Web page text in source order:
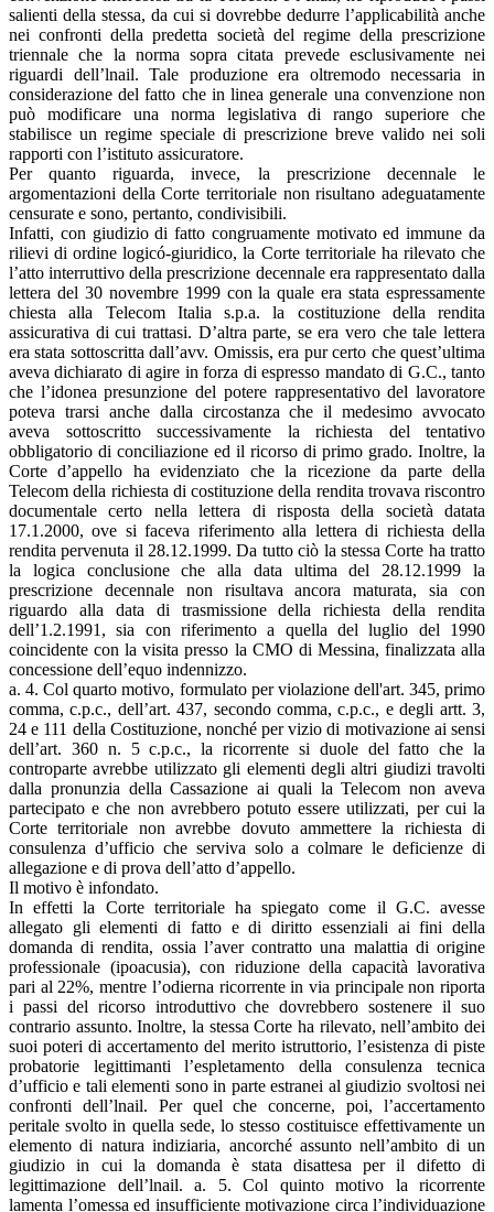
salienti della stessa, da cui si dovrebbe dedurre l’applicabilità anche
nei confronti della predetta società del regime della prescrizione
triennale che la norma sopra citata prevede esclusivamente nei
riguardi dell’lnail. Tale produzione era oltremodo necessaria in
considerazione del fatto che in linea generale una convenzione non
può modificare una norma legislativa di rango superiore che
stabilisce un regime speciale di prescrizione breve valido nei soli
rapporti con l’istituto assicuratore.
Per quanto riguarda, invece, la prescrizione decennale le
argomentazioni della Corte territoriale non risultano adeguatamente
censurate e sono, pertanto, condivisibili.
Infatti, con giudizio di fatto congruamente motivato ed immune da
rilievi di ordine logicó-giuridico, la Corte territoriale ha rilevato che
l’atto interruttivo della prescrizione decennale era rappresentato dalla
lettera del 30 novembre 1999 con la quale era stata espressamente
chiesta alla Telecom Italia s.p.a. la costituzione della rendita
assicurativa di cui trattasi. D’altra parte, se era vero che tale lettera
era stata sottoscritta dall’avv. Omissis, era pur certo che quest’ultima
aveva dichiarato di agire in forza di espresso mandato di G.C., tanto
che l’idonea presunzione del potere rappresentativo del lavoratore
poteva trarsi anche dalla circostanza che il medesimo avvocato
aveva sottoscritto successivamente la richiesta del tentativo
obbligatorio di conciliazione ed il ricorso di primo grado. Inoltre, la
Corte d’appello ha evidenziato che la ricezione da parte della
Telecom della richiesta di costituzione della rendita trovava riscontro
documentale certo nella lettera di risposta della società datata
17.1.2000, ove si faceva riferimento alla lettera di richiesta della
rendita pervenuta il 28.12.1999. Da tutto ciò la stessa Corte ha tratto
la logica conclusione che alla data ultima del 28.12.1999 la
prescrizione decennale non risultava ancora maturata, sia con
riguardo alla data di trasmissione della richiesta della rendita
dell’1.2.1991, sia con riferimento a quella del luglio del 1990
coincidente con la visita presso la CMO di Messina, finalizzata alla
concessione dell’equo indennizzo.
a. 4. Col quarto motivo, formulato per violazione dell'art. 345, primo
comma, c.p.c., dell’art. 437, secondo comma, c.p.c., e degli artt. 3,
24 e 111 della Costituzione, nonché per vizio di motivazione ai sensi
dell’art. 360 n. 5 c.p.c., la ricorrente si duole del fatto che la
controparte avrebbe utilizzato gli elementi degli altri giudizi travolti
dalla pronunzia della Cassazione ai quali la Telecom non aveva
partecipato e che non avrebbero potuto essere utilizzati, per cui la
Corte territoriale non avrebbe dovuto ammettere la richiesta di
consulenza d’ufficio che serviva solo a colmare le deficienze di
allegazione e di prova dell’atto d’appello.
Il motivo è infondato.
In effetti la Corte territoriale ha spiegato come il G.C. avesse
allegato gli elementi di fatto e di diritto essenziali ai fini della
domanda di rendita, ossia l’aver contratto una malattia di origine
professionale (ipoacusia), con riduzione della capacità lavorativa
pari al 22%, mentre l’odierna ricorrente in via principale non riporta
i passi del ricorso introduttivo che dovrebbero sostenere il suo
contrario assunto. Inoltre, la stessa Corte ha rilevato, nell’ambito dei
suoi poteri di accertamento del merito istruttorio, l’esistenza di piste
probatorie legittimanti l’espletamento della consulenza tecnica
d’ufficio e tali elementi sono in parte estranei al giudizio svoltosi nei
confronti dell’lnail. Per quel che concerne, poi, l’accertamento
peritale svolto in quella sede, lo stesso costituisce effettivamente un
elemento di natura indiziaria, ancorché assunto nell’ambito di un
giudizio in cui la domanda è stata disattesa per il difetto di
legittimazione dell’lnail. a. 5. Col quinto motivo la ricorrente
lamenta l’omessa ed insufficiente motivazione circa l’individuazione